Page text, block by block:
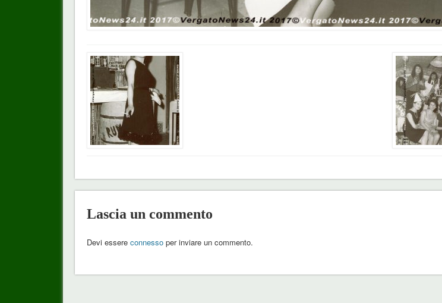
Lascia un commento
Devi essere connessoper inviare un commento.